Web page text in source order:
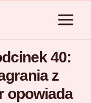
40:
z
opowiada